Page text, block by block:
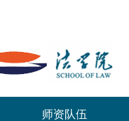
师资队伍